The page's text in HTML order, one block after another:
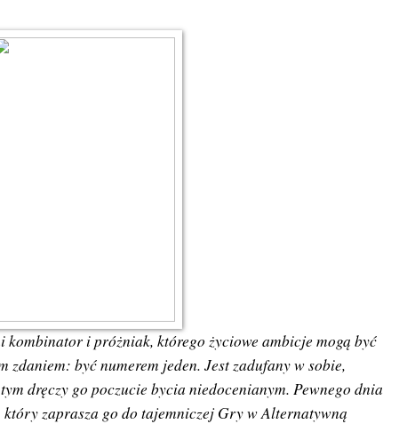
i próżniak, którego życiowe ambicje mogą być
zdaniem: być numerem jeden. Jest zadufany w sobie,
dręczy go poczucie bycia niedocenianym. Pewnego dnia
zaprasza go do tajemniczej Gry w Alternatywną